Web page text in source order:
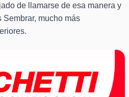
de llamarse de esa manera y
mucho más